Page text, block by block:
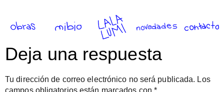
Deja una respuesta
Tu dirección de correo electrónico no será publicada. Los
campos obligatorios están marcados con *